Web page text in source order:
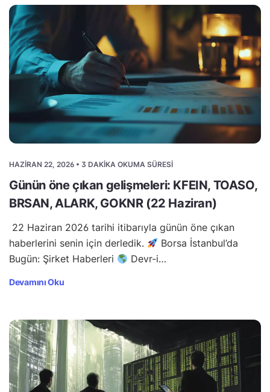
HAZIRAN 22, 2026 • 3 DAKIKA OKUMA SÜRESI
Günün öne çıkan gelişmeleri: KFEIN, TOASO,
BRSAN, ALARK, GOKNR (22 Haziran)
22 Haziran 2026 tarihi itibarıyla günün öne çıkan
haberlerini senin için derledik.
Borsa İstanbul’da
Bugün: Şirket Haberleri
Devr-i…
Devamını Oku